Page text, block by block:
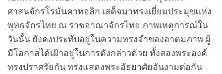
ศาสนจักรโรมันคาทอลิก เสด็จมาทรงเยี่ยมประมุขแห่ง
พุทธจักรไทย ณ ราชอาณาจักรไทย ภาพเหตุการณ์ใน
วันนั้น ยังคงประทับอยู่ในความทรงจำของอาตมภาพ ผู้
มีโอกาสได้เฝ้าอยู่ในการดังกล่าวด้วย ทั้งสองพระองค์
ทรงปราศรัยกัน ทรงแสดงพระอัธยาศัยอันงามต่อกัน